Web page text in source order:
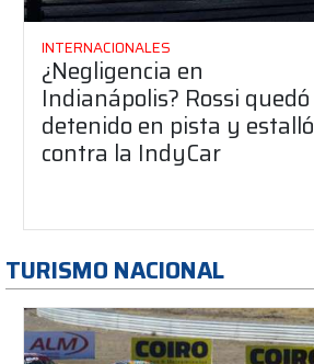
INTERNACIONALES
¿Negligencia en
Indianápolis? Rossi quedó
detenido en pista y estalló
contra la IndyCar
TURISMO NACIONAL